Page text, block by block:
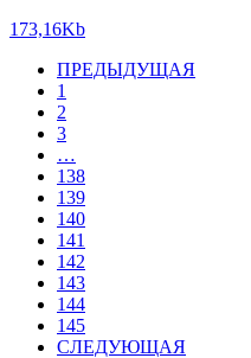
173,16Kb
ПРЕДЫДУЩАЯ
1
2
3
…
138
139
140
141
142
143
144
145
СЛЕДУЮЩАЯ